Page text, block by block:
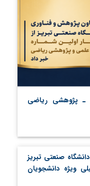
ـ پژوهشی ریاضی
صنعتی تبریز
ویژه دانشجویان